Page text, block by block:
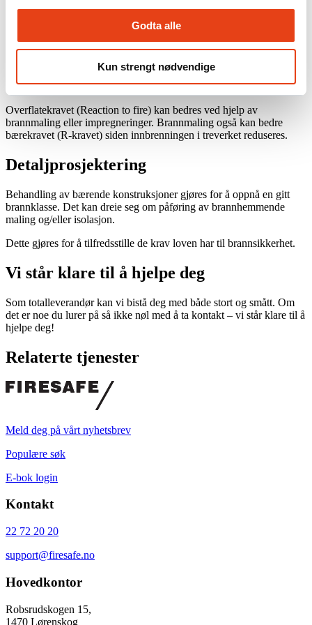
Godta alle
Kun strengt nødvendige
Tre er et brennbart materiale, men brannhemmende maling eller
impregnering kan forbedre brannmotstanden til treoverflater og gjøre
den mindre brennbar.
Overflatekravet (Reaction to fire) kan bedres ved hjelp av
brannmaling eller impregneringer. Brannmaling også kan bedre
bærekravet (R-kravet) siden innbrenningen i treverket reduseres.
Detaljprosjektering
Behandling av bærende konstruksjoner gjøres for å oppnå en gitt
brannklasse. Det kan dreie seg om påføring av brannhemmende
maling og/eller isolasjon.
Dette gjøres for å tilfredsstille de krav loven har til brannsikkerhet.
Vi står klare til å hjelpe deg
Som totalleverandør kan vi bistå deg med både stort og smått. Om
det er noe du lurer på så ikke nøl med å ta kontakt – vi står klare til å
hjelpe deg!
Relaterte tjenester
Meld deg på vårt nyhetsbrev
Populære søk
E-bok login
Kontakt
22 72 20 20
support@firesafe.no
Hovedkontor
Robsrudskogen 15,
1470 Lørenskog